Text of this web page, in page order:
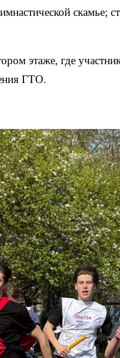
скамье;
этаже, где
ГТО.